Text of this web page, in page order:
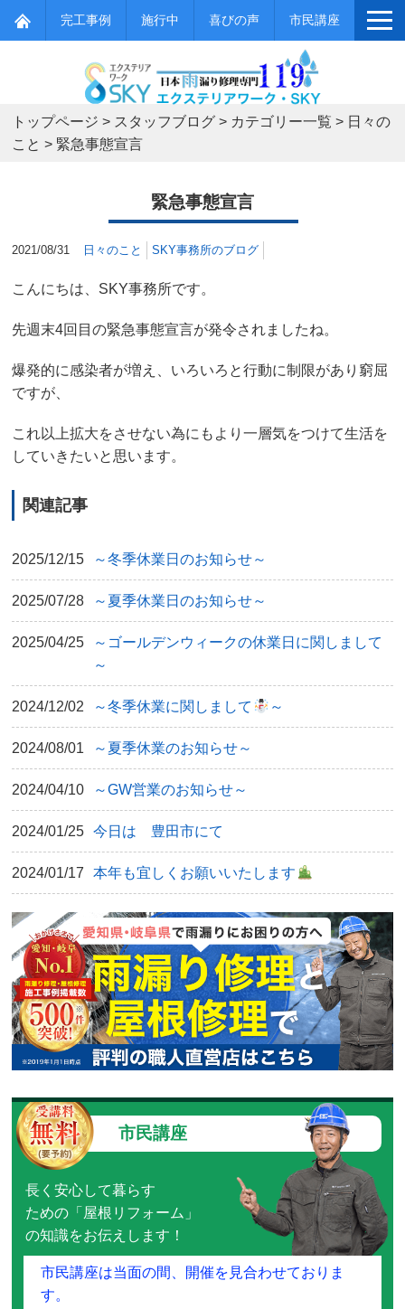
完工事例 施行中 喜びの声 市民講座
トップページ > スタッフブログ > カテゴリー一覧 > 日々の
こと > 緊急事態宣言
緊急事態宣言
2021/08/31 日々のこと SKY事務所のブログ
こんにちは、SKY事務所です。
先週末4回目の緊急事態宣言が発令されましたね。
爆発的に感染者が増え、いろいろと行動に制限があり窮屈
ですが、
これ以上拡大をさせない為にもより一層気をつけて生活を
していきたいと思います。
関連記事
2025/12/15 ～冬季休業日のお知らせ～
2025/07/28 ～夏季休業日のお知らせ～
2025/04/25
～ゴールデンウィークの休業日に関しまして
～
2024/12/02 ～冬季休業に関しまして ～
2024/08/01 ～夏季休業のお知らせ～
2024/04/10 ～GW営業のお知らせ～
2024/01/25 今日は 豊田市にて
2024/01/17 本年も宜しくお願いいたします
市民講座
長く安心して暮らす
ための「屋根リフォーム」
の知識をお伝えします！
市民講座は当面の間、開催を見合わせておりま
す。